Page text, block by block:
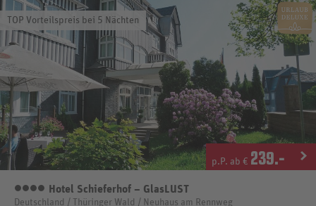
TOP Vorteilspreis bei 5 Nächten
p.P. ab € 239.-
4 Sterne
Hotel Schieferhof – GlasLUST
Deutschland / Thüringer Wald / Neuhaus am Rennweg